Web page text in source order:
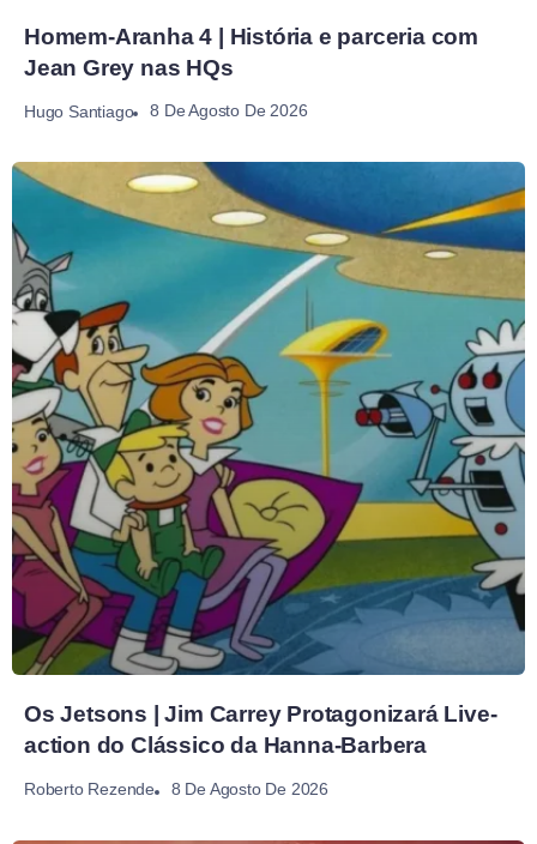
Homem-Aranha 4 | História e parceria com
Jean Grey nas HQs
Hugo Santiago 8 De Agosto De 2026
Os Jetsons | Jim Carrey Protagonizará Live-
action do Clássico da Hanna-Barbera
Roberto Rezende 8 De Agosto De 2026